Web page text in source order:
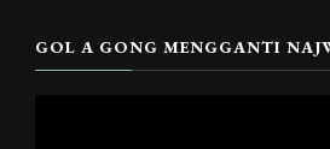
GOL A GONG MENGGANTI